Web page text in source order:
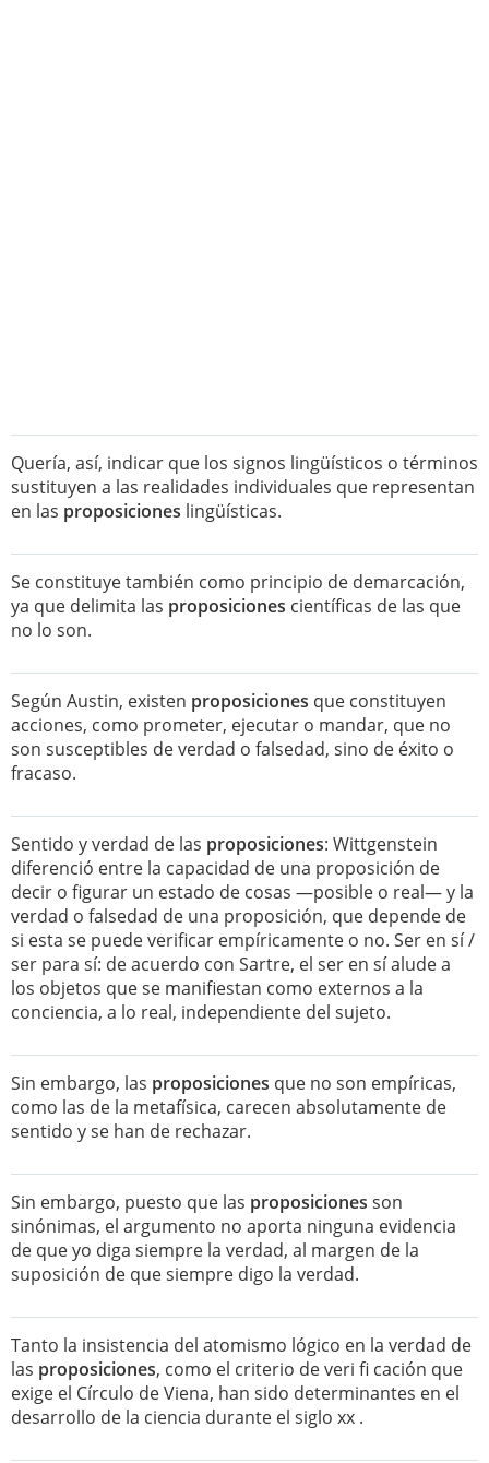
Quería, así, indicar que los signos lingüísticos o términos
sustituyen a las realidades individuales que representan
en las proposiciones lingüísticas.
Se constituye también como principio de demarcación,
ya que delimita las proposiciones científicas de las que
no lo son.
Según Austin, existen proposiciones que constituyen
acciones, como prometer, ejecutar o mandar, que no
son susceptibles de verdad o falsedad, sino de éxito o
fracaso.
Sentido y verdad de las proposiciones: Wittgenstein
diferenció entre la capacidad de una proposición de
decir o figurar un estado de cosas —posible o real— y la
verdad o falsedad de una proposición, que depende de
si esta se puede verificar empíricamente o no. Ser en sí /
ser para sí: de acuerdo con Sartre, el ser en sí alude a
los objetos que se manifiestan como externos a la
conciencia, a lo real, independiente del sujeto.
Sin embargo, las proposiciones que no son empíricas,
como las de la metafísica, carecen absolutamente de
sentido y se han de rechazar.
Sin embargo, puesto que las proposiciones son
sinónimas, el argumento no aporta ninguna evidencia
de que yo diga siempre la verdad, al margen de la
suposición de que siempre digo la verdad.
Tanto la insistencia del atomismo lógico en la verdad de
las proposiciones, como el criterio de veri fi cación que
exige el Círculo de Viena, han sido determinantes en el
desarrollo de la ciencia durante el siglo xx .